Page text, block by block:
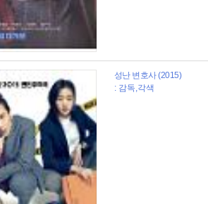
성난 변호사 (2015)
: 감독,각색